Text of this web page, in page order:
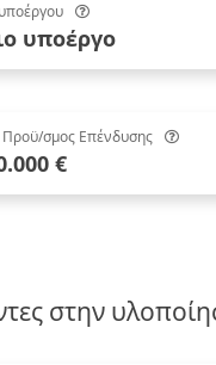
υποέργο
σμος Επένδυσης
€
στην